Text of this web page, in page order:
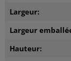
Largeur:
Largeur
Hauteur: